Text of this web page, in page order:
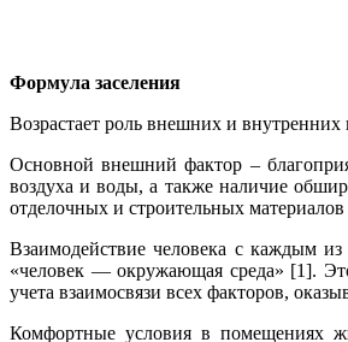
Формула заселения
Возрастает роль внешних и
Основной внешний фактор –
воздуха и воды, а также наличие
отделочных и строительных
Взаимодействие человека с каждым
«человек — окружающая среда» [1].
учета взаимосвязи всех факторов,
Комфортные условия в помещениях